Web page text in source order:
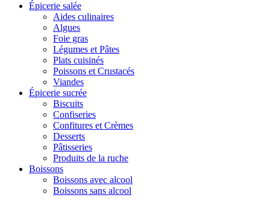
Épicerie salée
Aides culinaires
Algues
Foie gras
Légumes et Pâtes
Plats cuisinés
Poissons et Crustacés
Viandes
Épicerie sucrée
Biscuits
Confiseries
Confitures et Crèmes
Desserts
Pâtisseries
Produits de la ruche
Boissons
Boissons avec alcool
Boissons sans alcool